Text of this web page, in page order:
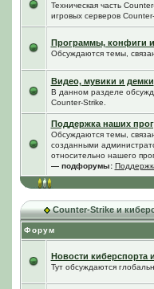
Техническая часть
игровых серверов Counter-
Программы, конфиги и
Обсуждаются темы,
Видео, мувики и демки
В данном разделе
Counter-Strike.
Поддержка наших
Обсуждаются темы,
созданными
относительно нашего
— подфорумы:
Counter-Strike и
Форум
Новости киберспорта
Тут обсуждаются